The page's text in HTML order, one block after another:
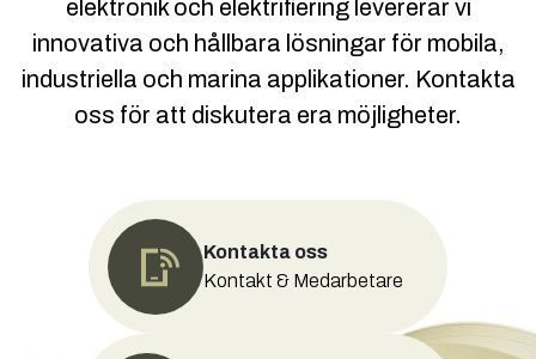
elektronik och elektrifiering levererar vi
innovativa och hållbara lösningar för mobila,
industriella och marina applikationer. Kontakta
oss för att diskutera era möjligheter.
Kontakta oss
Kontakt & Medarbetare